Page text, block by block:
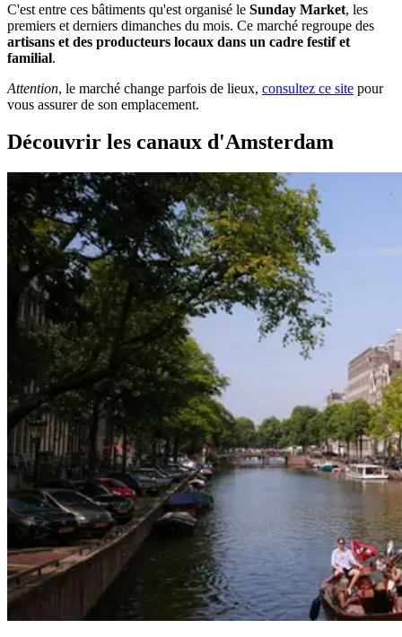
C'est entre ces bâtiments qu'est organisé le Sunday Market, les
premiers et derniers dimanches du mois. Ce marché regroupe des
artisans et des producteurs locaux dans un cadre festif et
familial.
Attention, le marché change parfois de lieux, consultez ce site pour
vous assurer de son emplacement.
Découvrir les canaux d'Amsterdam